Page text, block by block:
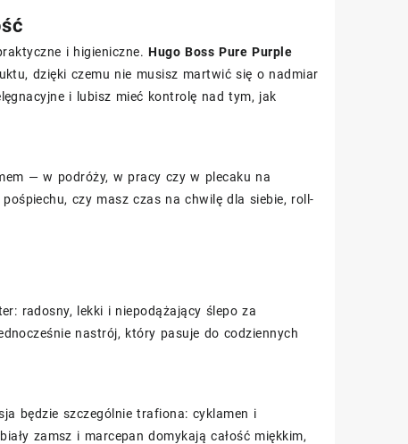
i higieniczne.Hugo Boss Pure Purple
dzięki czemu nie musisz martwić się o nadmiar
i lubisz mieć kontrolę nad tym, jak
— w podróży, w pracy czy w plecaku na
czy masz czas na chwilę dla siebie, roll-
radosny, lekki i niepodążający ślepo za
nastrój, który pasuje do codziennych
będzie szczególnie trafiona: cyklamen i
zamsz i marcepan domykają całość miękkim,